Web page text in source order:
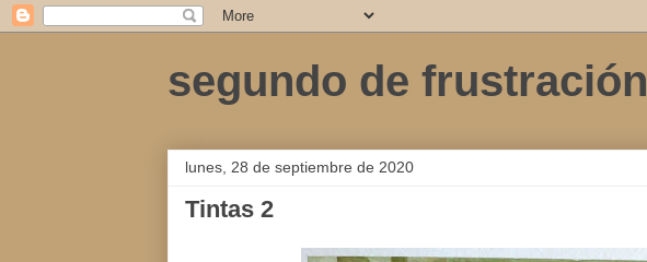
segundo de frustración
lunes, 28 de septiembre de 2020
Tintas 2